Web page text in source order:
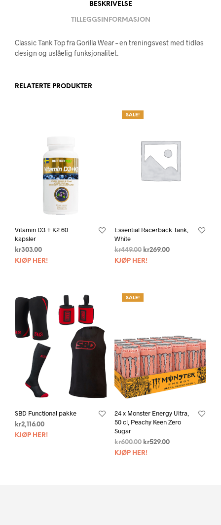
BESKRIVELSE
TILLEGGSINFORMASJON
Classic Tank Top fra Gorilla Wear – en treningsvest med tidløs
design og uslåelig funksjonalitet.
RELATERTE PRODUKTER
Vitamin D3 + K2 60
kapsler
kr303.00
KJØP HER!
SALE!
Essential Racerback Tank,
White
kr449.00 kr269.00
KJØP HER!
SBD Functional pakke
kr2,116.00
KJØP HER!
SALE!
24 x Monster Energy Ultra,
50 cl, Peachy Keen Zero
Sugar
kr600.00 kr529.00
KJØP HER!